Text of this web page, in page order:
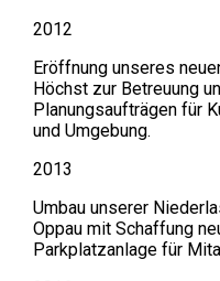
2012
Eröffnung unseres
Höchst zur Betreuung
Planungsaufträgen für
und Umgebung.
2013
Umbau unserer
Oppau mit Schaffung
Parkplatzanlage für